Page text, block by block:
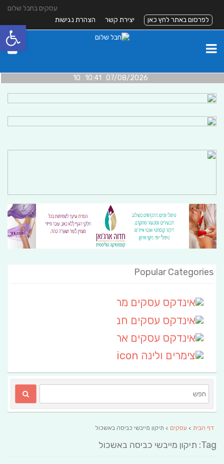
עסקים בחבל שלום
לפרסום באתר לחץ כאן
יצירת קשר הצהרת נגישות
07/08/2026 10:41 10
Popular Categories
דף הבית > עסקים > תיקון מייבשי כביסה באשכול
Tag: תיקון מייבשי כביסה באשכול
פתח